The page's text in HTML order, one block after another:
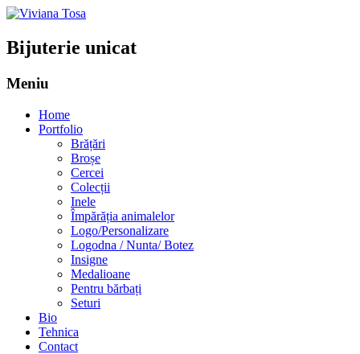
Bijuterie unicat
Meniu
Home
Portfolio
Brățări
Broșe
Cercei
Colecții
Inele
Împărăția animalelor
Logo/Personalizare
Logodna / Nunta/ Botez
Insigne
Medalioane
Pentru bărbați
Seturi
Bio
Tehnica
Contact